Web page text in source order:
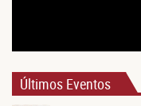
Últimos Eventos